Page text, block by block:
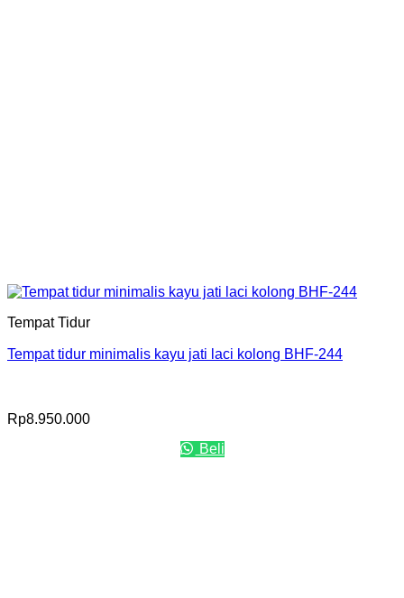
Tempat Tidur
Tempat tidur minimalis kayu jati laci kolong BHF-244
Rp8.950.000
Beli